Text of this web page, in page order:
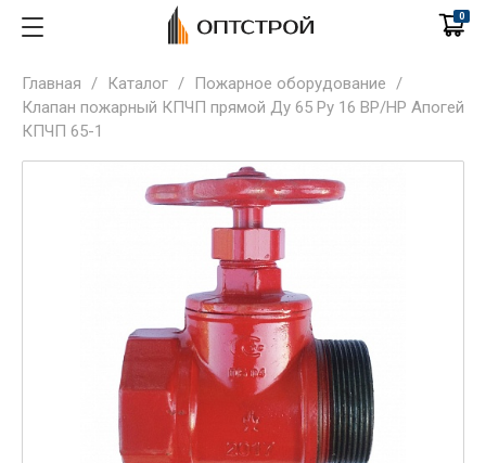
0
Главная / Каталог / Пожарное оборудование /
Клапан пожарный КПЧП прямой Ду 65 Ру 16 ВР/НР Апогей
КПЧП 65-1